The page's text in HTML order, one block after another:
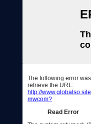
सेवाएं
हमसे संपर्क करें